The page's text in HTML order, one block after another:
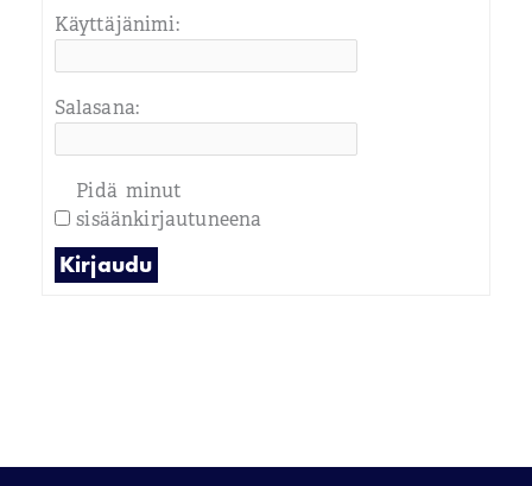
Käyttäjänimi:
Salasana:
Pidä minut
sisäänkirjautuneena
Kirjaudu